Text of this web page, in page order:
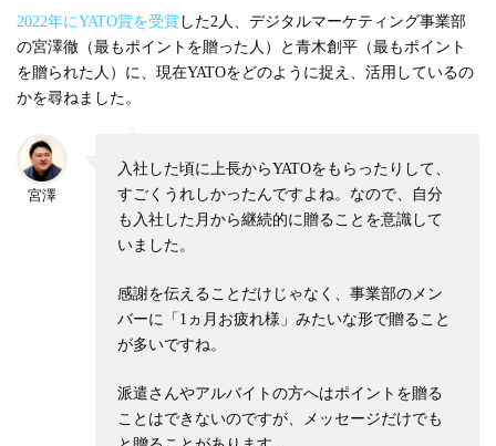
2022年にYATO賞を受賞 した2人、デジタルマーケティング事業部
の宮澤徹（最もポイントを贈った人）と青木創平（最もポイント
を贈られた人）に、現在YATOをどのように捉え、活用しているの
かを尋ねました。
宮澤
入社した頃に上長からYATOをもらったりして、
すごくうれしかったんですよね。なので、自分
も入社した月から継続的に贈ることを意識して
いました。
感謝を伝えることだけじゃなく、事業部のメン
バーに「1ヵ月お疲れ様」みたいな形で贈ること
が多いですね。
派遣さんやアルバイトの方へはポイントを贈る
ことはできないのですが、メッセージだけでも